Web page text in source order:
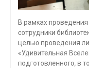
В рамках
сотрудники
целью проведения
«Удивительная
подготовленного, в